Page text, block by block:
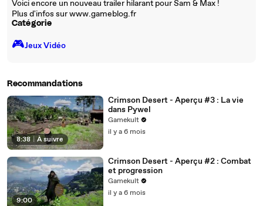
Voici encore un nouveau trailer hilarant pour Sam & Max !
Plus d'infos sur www.gameblog.fr
Catégorie
🎮️Jeux Vidéo
Recommandations
8:38 À suivre
Crimson Desert - Aperçu #3 : La vie
dans Pywel
Gamekult
il y a 6 mois
9:00
Crimson Desert - Aperçu #2 : Combat
et progression
Gamekult
il y a 6 mois